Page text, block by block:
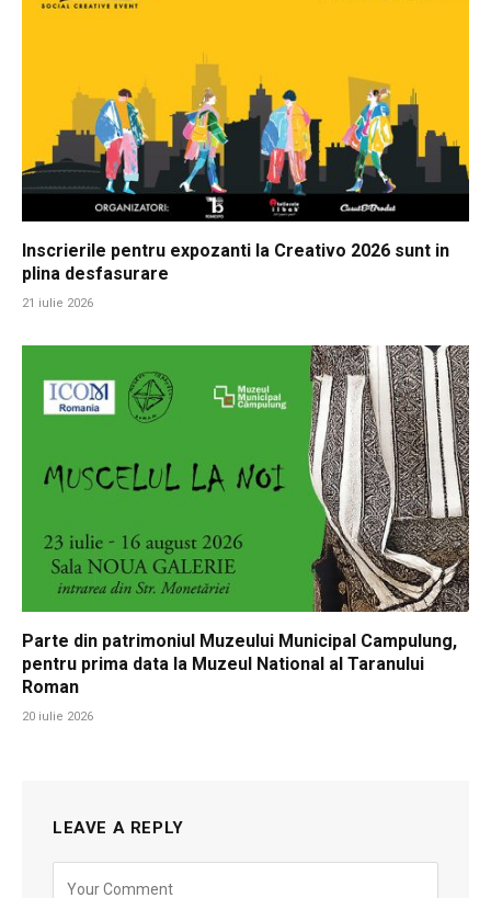
Inscrierile pentru expozanti la Creativo 2026 sunt in
plina desfasurare
21 iulie 2026
Parte din patrimoniul Muzeului Municipal Campulung,
pentru prima data la Muzeul National al Taranului
Roman
20 iulie 2026
LEAVE A REPLY